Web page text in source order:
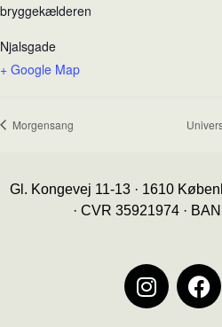
bryggekælderen
Njalsgade
+ Google Map
Morgensang
Gl. Kongevej 11-13 · 1610
· CVR 35921974 ·